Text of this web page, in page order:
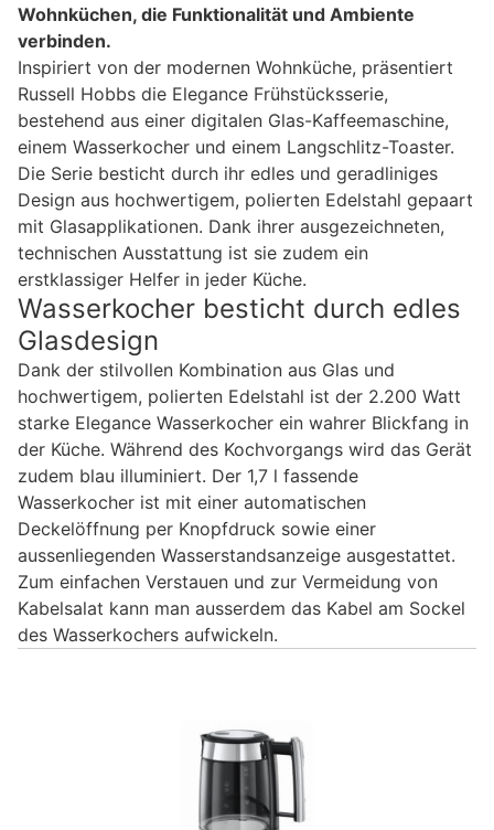
Wohnküchen, die Funktionalität und Ambiente
verbinden.
Inspiriert von der modernen Wohnküche, präsentiert
Russell Hobbs die Elegance Frühstücksserie,
bestehend aus einer digitalen Glas-Kaffeemaschine,
einem Wasserkocher und einem Langschlitz-Toaster.
Die Serie besticht durch ihr edles und geradliniges
Design aus hochwertigem, polierten Edelstahl gepaart
mit Glasapplikationen. Dank ihrer ausgezeichneten,
technischen Ausstattung ist sie zudem ein
erstklassiger Helfer in jeder Küche.
Wasserkocher besticht durch edles
Glasdesign
Dank der stilvollen Kombination aus Glas und
hochwertigem, polierten Edelstahl ist der 2.200 Watt
starke Elegance Wasserkocher ein wahrer Blickfang in
der Küche. Während des Kochvorgangs wird das Gerät
zudem blau illuminiert. Der 1,7 l fassende
Wasserkocher ist mit einer automatischen
Deckelöffnung per Knopfdruck sowie einer
aussenliegenden Wasserstandsanzeige ausgestattet.
Zum einfachen Verstauen und zur Vermeidung von
Kabelsalat kann man ausserdem das Kabel am Sockel
des Wasserkochers aufwickeln.